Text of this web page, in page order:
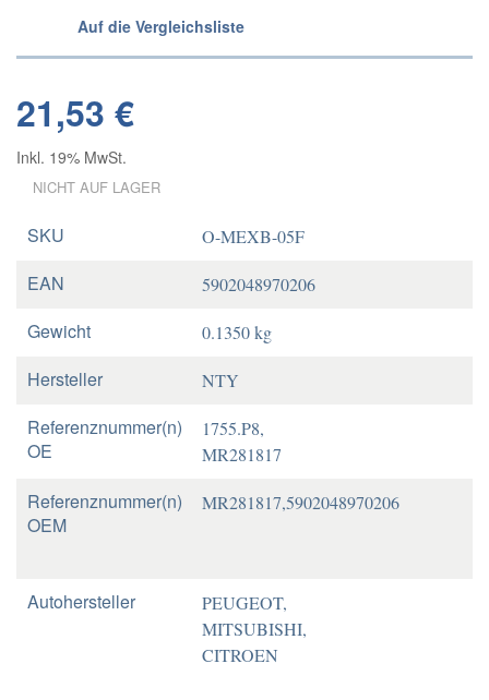
Auf die Vergleichsliste
21,53 €
Inkl. 19% MwSt.
NICHT AUF LAGER
SKU O-MEXB-05F
EAN 5902048970206
Gewicht 0.1350 kg
Hersteller NTY
Referenznummer(n)
OE
1755.P8,
MR281817
Referenznummer(n)
OEM
MR281817,5902048970206
Autohersteller
PEUGEOT,
MITSUBISHI,
CITROEN